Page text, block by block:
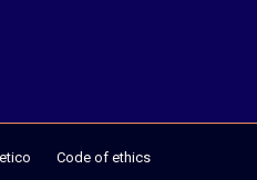
Code of ethics